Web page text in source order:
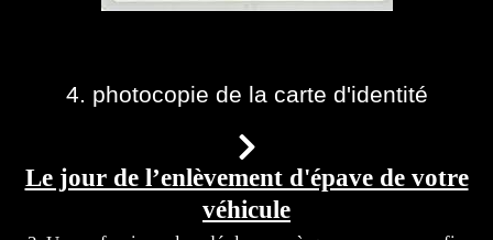
4. photocopie de la carte d'identité
Le jour de l’enlèvement d'épave de votre
véhicule